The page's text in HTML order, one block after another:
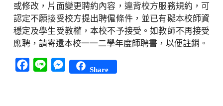
或修改，片面變更聘約內容，違背校方服務規約，可
認定不願接受校方提出聘僱條件，並已有礙本校師資
穩定及學生受教權，本校不予接受。如教師不再接受
應聘，請寄還本校一一二學年度師聘書，以便註銷。
Facebook
Line Messenger
Share